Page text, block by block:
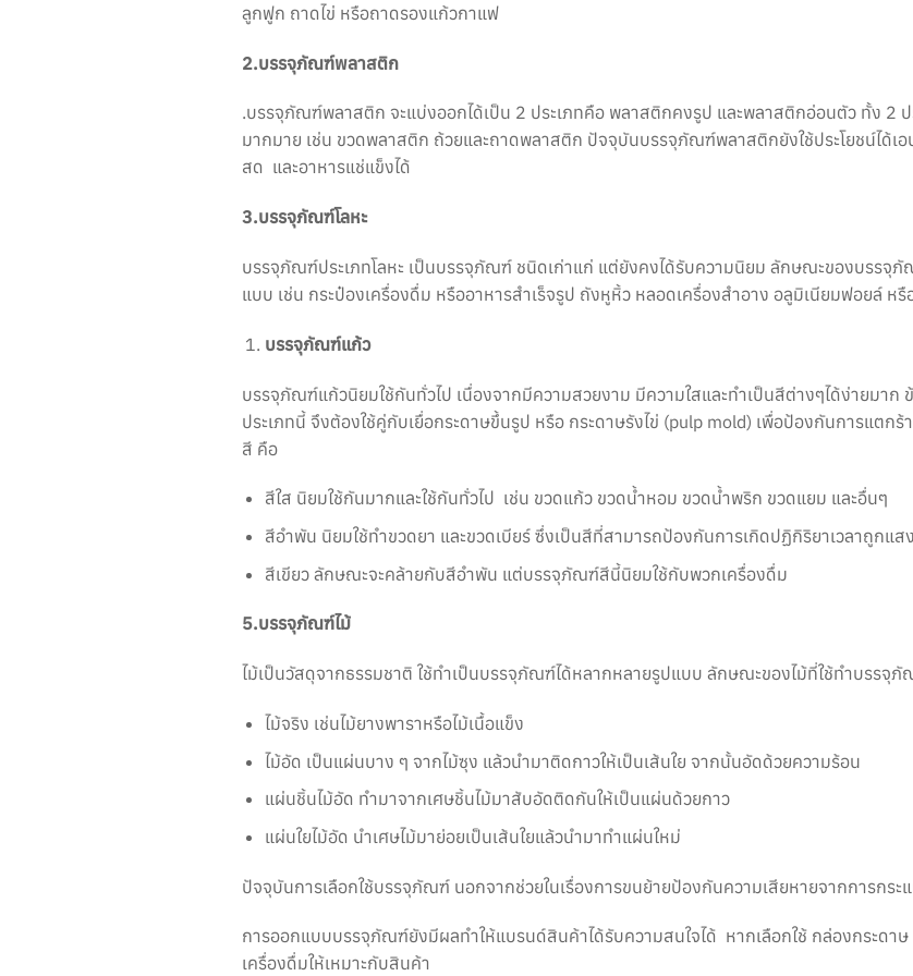
ลูกฟูก ถาดไข่ หรือถาดรองแก้วกาแฟ
2.บรรจุภัณฑ์พลาสติก
.บรรจุภัณฑ์พลาสติก จะแบ่งออกได้เป็น 2 ประเภทคือ พลาสติกคงรูป และพลาสติกอ่อนตัว ทั้ง 2 ป
มากมาย เช่น ขวดพลาสติก ถ้วยและถาดพลาสติก ปัจจุบันบรรจุภัณฑ์พลาสติกยังใช้ประโยชน์ได้เ
สด และอาหารแช่แข็งได้
3.บรรจุภัณฑ์โลหะ
บรรจุภัณฑ์ประเภทโลหะ เป็นบรรจุภัณฑ์ ชนิดเก่าแก่ แต่ยังคงได้รับความนิยม ลักษณะของบรรจุ
แบบ เช่น กระป๋องเครื่องดื่ม หรืออาหารสำเร็จรูป ถังหูหิ้ว หลอดเครื่องสำอาง อลูมิเนียมฟอยล์ ห
บรรจุภัณฑ์แก้ว
บรรจุภัณฑ์แก้วนิยมใช้กันทั่วไป เนื่องจากมีความสวยงาม มีความใสและทำเป็นสีต่างๆได้ง่ายม
ประเภทนี้ จึงต้องใช้คู่กับเยื่อกระดาษขึ้นรูป หรือ กระดาษรังไข่ (pulp mold) เพื่อป้องกันการแต
สี คือ
สีใส นิยมใช้กันมากและใช้กันทั่วไป เช่น ขวดแก้ว ขวดน้ำหอม ขวดน้ำพริก ขวดแยม และอื่นๆ
สีอำพัน นิยมใช้ทำขวดยา และขวดเบียร์ ซึ่งเป็นสีที่สามารถป้องกันการเกิดปฏิกิริยาเวลาถูกแ
สีเขียว ลักษณะจะคล้ายกับสีอำพัน แต่บรรจุภัณฑ์สีนี้นิยมใช้กับพวกเครื่องดื่ม
5.บรรจุภัณฑ์ไม้
ไม้เป็นวัสดุจากธรรมชาติ ใช้ทำเป็นบรรจุภัณฑ์ได้หลากหลายรูปแบบ ลักษณะของไม้ที่ใช้ทำบรรจุภั
ไม้จริง เช่นไม้ยางพาราหรือไม้เนื้อแข็ง
ไม้อัด เป็นแผ่นบาง ๆ จากไม้ซุง แล้วนำมาติดกาวให้เป็นเส้นใย จากนั้นอัดด้วยความร้อน
แผ่นชิ้นไม้อัด ทำมาจากเศษชิ้นไม้มาสับอัดติดกันให้เป็นแผ่นด้วยกาว
แผ่นใยไม้อัด นำเศษไม้มาย่อยเป็นเส้นใยแล้วนำมาทำแผ่นใหม่
ปัจจุบันการเลือกใช้บรรจุภัณฑ์ นอกจากช่วยในเรื่องการขนย้ายป้องกันความเสียหายจากการกระ
การออกแบบบรรจุภัณฑ์ยังมีผลทำให้แบรนด์สินค้าได้รับความสนใจได้ หากเลือกใช้ กล่องกระด
เครื่องดื่มให้เหมาะกับสินค้า